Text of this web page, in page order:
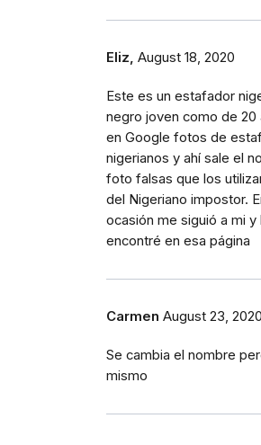
Eliz, August 18, 2020
Este es un estafador
negro joven como de 20
en Google fotos de
nigerianos y ahí sale el
foto falsas que los
del Nigeriano impostor.
ocasión me siguió a mi y
encontré en esa página
Carmen August 23, 2020
Se cambia el nombre
mismo